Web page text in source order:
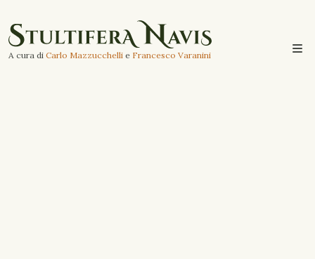
A cura di Carlo Mazzucchelli e Francesco Varanini